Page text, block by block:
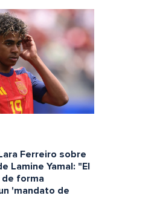
Ferreiro sobre
Lamine Yamal: "El
de forma
'mandato de